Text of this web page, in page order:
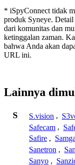
* iSpyConnect tidak
produk Syneye.
dari komunitas dan
ketinggalan zaman.
bahwa Anda akan
URL ini.
Lainnya
S S.vision ,
Safecam ,
Safire ,
Sanetron ,
Sanyo ,